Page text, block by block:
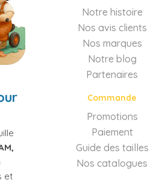
et
Notre histoire
Nos avis clients
Nos marques
Notre blog
Partenaires
Commande
Promotions
Paiement
Guide des tailles
Nos catalogues